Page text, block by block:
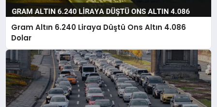
Gram Altın 6.240 Liraya Düştü Ons Altın 4.086
Dolar